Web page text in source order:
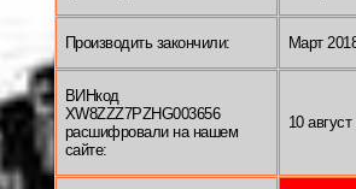
Производить закончили: Март
ВИНкод
XW8ZZZ7PZHG003656
расшифровали на нашем
сайте:
10